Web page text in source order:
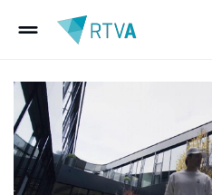
drag_handle